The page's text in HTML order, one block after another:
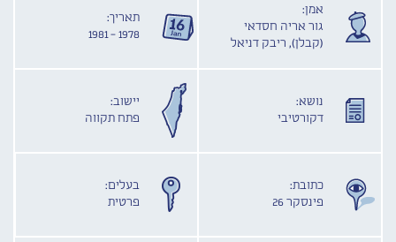
אמן:
גור אריה חסדאי
(קבלן), ריבק דניאל
תאריך:
1978 - 1981
נושא:
דקורטיבי
יישוב:
פתח תקווה
כתובת:
פינסקר 26
בעלים:
פרטית